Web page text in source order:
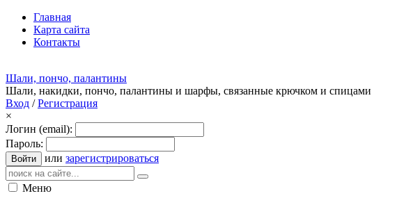
Главная
Карта сайта
Контакты
Шали, пончо, палантины
Шали, накидки, пончо, палантины и шарфы, связанные крючком и спицами
Вход /Регистрация
×
Логин (email):
Пароль:
Войти или зарегистрироваться
Меню